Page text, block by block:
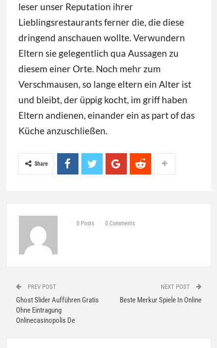
leser unser Reputation ihrer
Lieblingsrestaurants ferner die, die diese
dringend anschauen wollte. Verwundern
Eltern sie gelegentlich qua Aussagen zu
diesem einer Orte. Noch mehr zum
Verschmausen, so lange eltern ein Alter ist
und bleibt, der üppig kocht, im griff haben
Eltern andienen, einander ein as part of das
Küche anzuschließen.
Share
0 Posts 0 Comments
PREV POST
Ghost Slider Aufführen Gratis
Ohne Eintragung
Onlinecasinopolis De
NEXT POST
Beste Merkur Spiele In Online